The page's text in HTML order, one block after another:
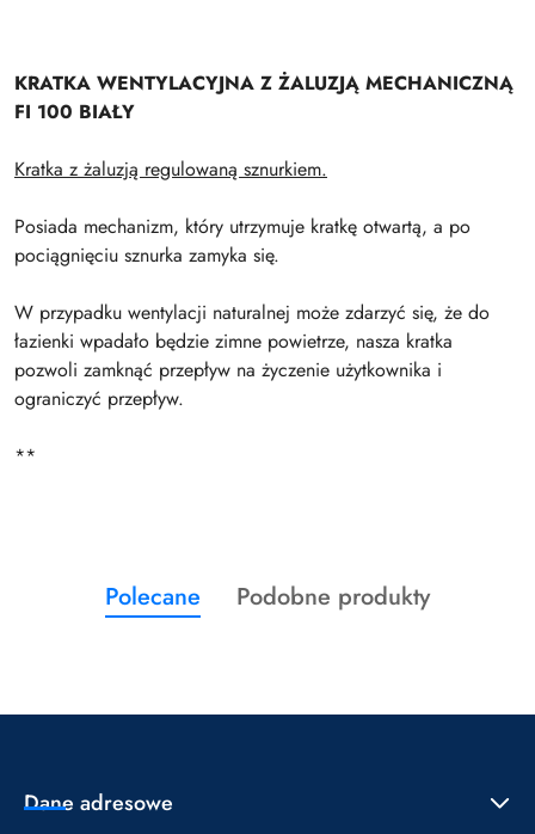
KRATKA WENTYLACYJNA Z ŻALUZJĄ MECHANICZNĄ
FI 100 BIAŁY
Kratka z żaluzją regulowaną sznurkiem.
Posiada mechanizm, który utrzymuje kratkę otwartą, a po
pociągnięciu sznurka zamyka się.
W przypadku wentylacji naturalnej może zdarzyć się, że do
łazienki wpadało będzie zimne powietrze, nasza kratka
pozwoli zamknąć przepływ na życzenie użytkownika i
ograniczyć przepływ.
**
Pomiń karuzelę produktów
Produkty
o
Polecane
Produkty
Podobne produkty
Dane adresowe